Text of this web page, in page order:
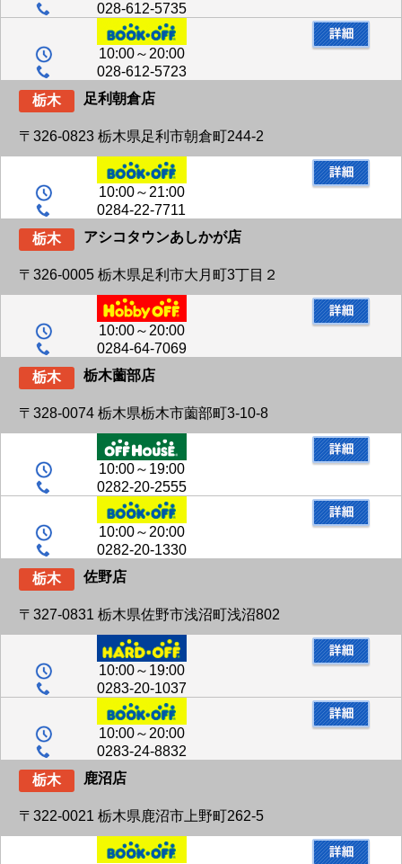
028-612-5735
10:00～20:00
028-612-5723
栃木
足利朝倉店
〒326-0823 栃木県足利市朝倉町244-2
10:00～21:00
0284-22-7711
栃木
アシコタウンあしかが店
〒326-0005 栃木県足利市大月町3丁目２
10:00～20:00
0284-64-7069
栃木
栃木薗部店
〒328-0074 栃木県栃木市薗部町3-10-8
10:00～19:00
0282-20-2555
10:00～20:00
0282-20-1330
栃木
佐野店
〒327-0831 栃木県佐野市浅沼町浅沼802
10:00～19:00
0283-20-1037
10:00～20:00
0283-24-8832
栃木
鹿沼店
〒322-0021 栃木県鹿沼市上野町262-5